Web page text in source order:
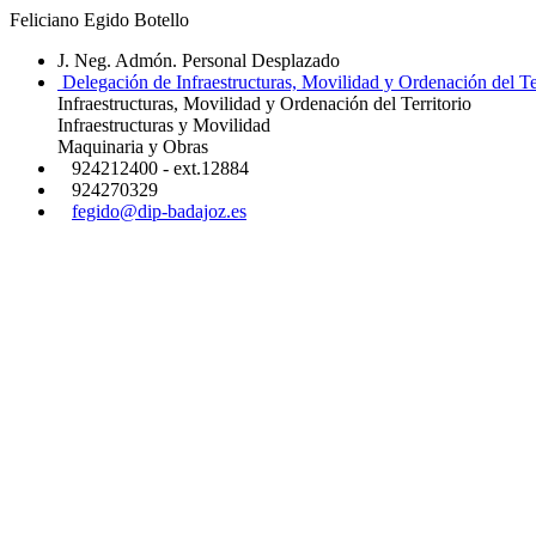
Feliciano Egido Botello
J. Neg. Admón. Personal Desplazado
Delegación de Infraestructuras, Movilidad y Ordenación del
Infraestructuras, Movilidad y Ordenación del Territorio
Infraestructuras y Movilidad
Maquinaria y Obras
924212400 - ext.12884
924270329
fegido@dip-badajoz.es